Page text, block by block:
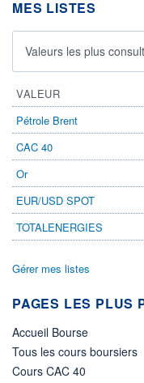
MES LISTES
Valeurs les plus
VALEUR
Pétrole Brent
CAC 40
Or
EUR/USD SPOT
TOTALENERGIES
Gérer mes listes
PAGES LES PLUS
Accueil Bourse
Tous les cours boursiers
Cours CAC 40